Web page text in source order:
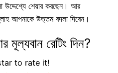
উদ্দেশ্যে শেয়ার করছেন। আর
আপনাকে উত্তম বদলা দিবেন।
মূল্যবান রেটিং দিন?
to rate it!